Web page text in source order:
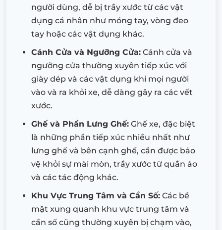
người dùng, dễ bị trầy xước từ các vật
dụng cá nhân như móng tay, vòng đeo
tay hoặc các vật dụng khác.
Cánh Cửa và Ngưỡng Cửa: Cánh cửa và
ngưỡng cửa thường xuyên tiếp xúc với
giày dép và các vật dụng khi mọi người
vào và ra khỏi xe, dễ dàng gây ra các vết
xước.
Ghế và Phần Lưng Ghế: Ghế xe, đặc biệt
là những phần tiếp xúc nhiều nhất như
lưng ghế và bên cạnh ghế, cần được bảo
vệ khỏi sự mài mòn, trầy xước từ quần áo
và các tác động khác.
Khu Vực Trung Tâm và Cần Số: Các bề
mặt xung quanh khu vực trung tâm và
cần số cũng thường xuyên bị chạm vào,